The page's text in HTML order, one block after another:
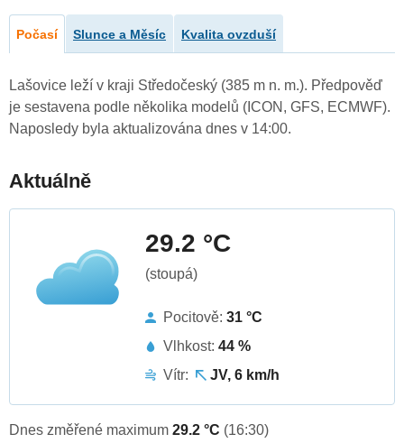
Počasí Slunce a Měsíc Kvalita ovzduší
Lašovice leží v kraji Středočeský (385 m n. m.). Předpověď
je sestavena podle několika modelů (ICON, GFS, ECMWF).
Naposledy byla aktualizována dnes v 14:00.
Aktuálně
29.2 °C
(stoupá)
Pocitově: 31 °C
Vlhkost: 44 %
Vítr:
JV, 6 km/h
Dnes změřené maximum 29.2 °C (16:30)